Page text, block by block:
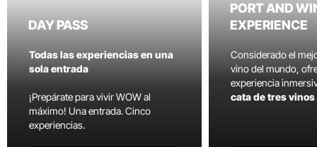
DAY PASS
Todas las experiencias en una
sola entrada
¡Prepárate para vivir WOW al
máximo! Una entrada. Cinco
experiencias.
PORT AND
EXPERIENCE
Considerado el
vino del mundo,
experiencia
cata de tres